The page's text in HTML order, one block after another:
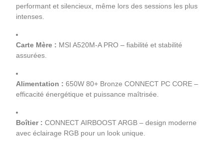
performant et silencieux, même lors des sessions les plus
intenses.
Carte Mère : MSI A520M-A PRO – fiabilité et stabilité
assurées.
Alimentation : 650W 80+ Bronze CONNECT PC CORE –
efficacité énergétique et puissance maîtrisée.
Boîtier : CONNECT AIRBOOST ARGB – design moderne
avec éclairage RGB pour un look unique.